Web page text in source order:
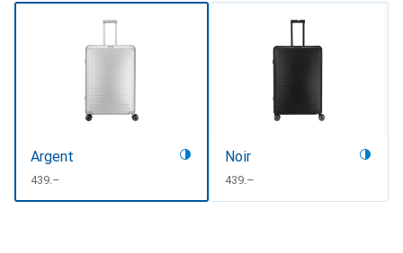
Argent
CHF
439.–
Noir
CHF
439.–